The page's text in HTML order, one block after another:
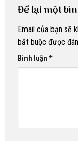
Để lại một
Email của bạn sẽ
bắt buộc được
Bình luận *